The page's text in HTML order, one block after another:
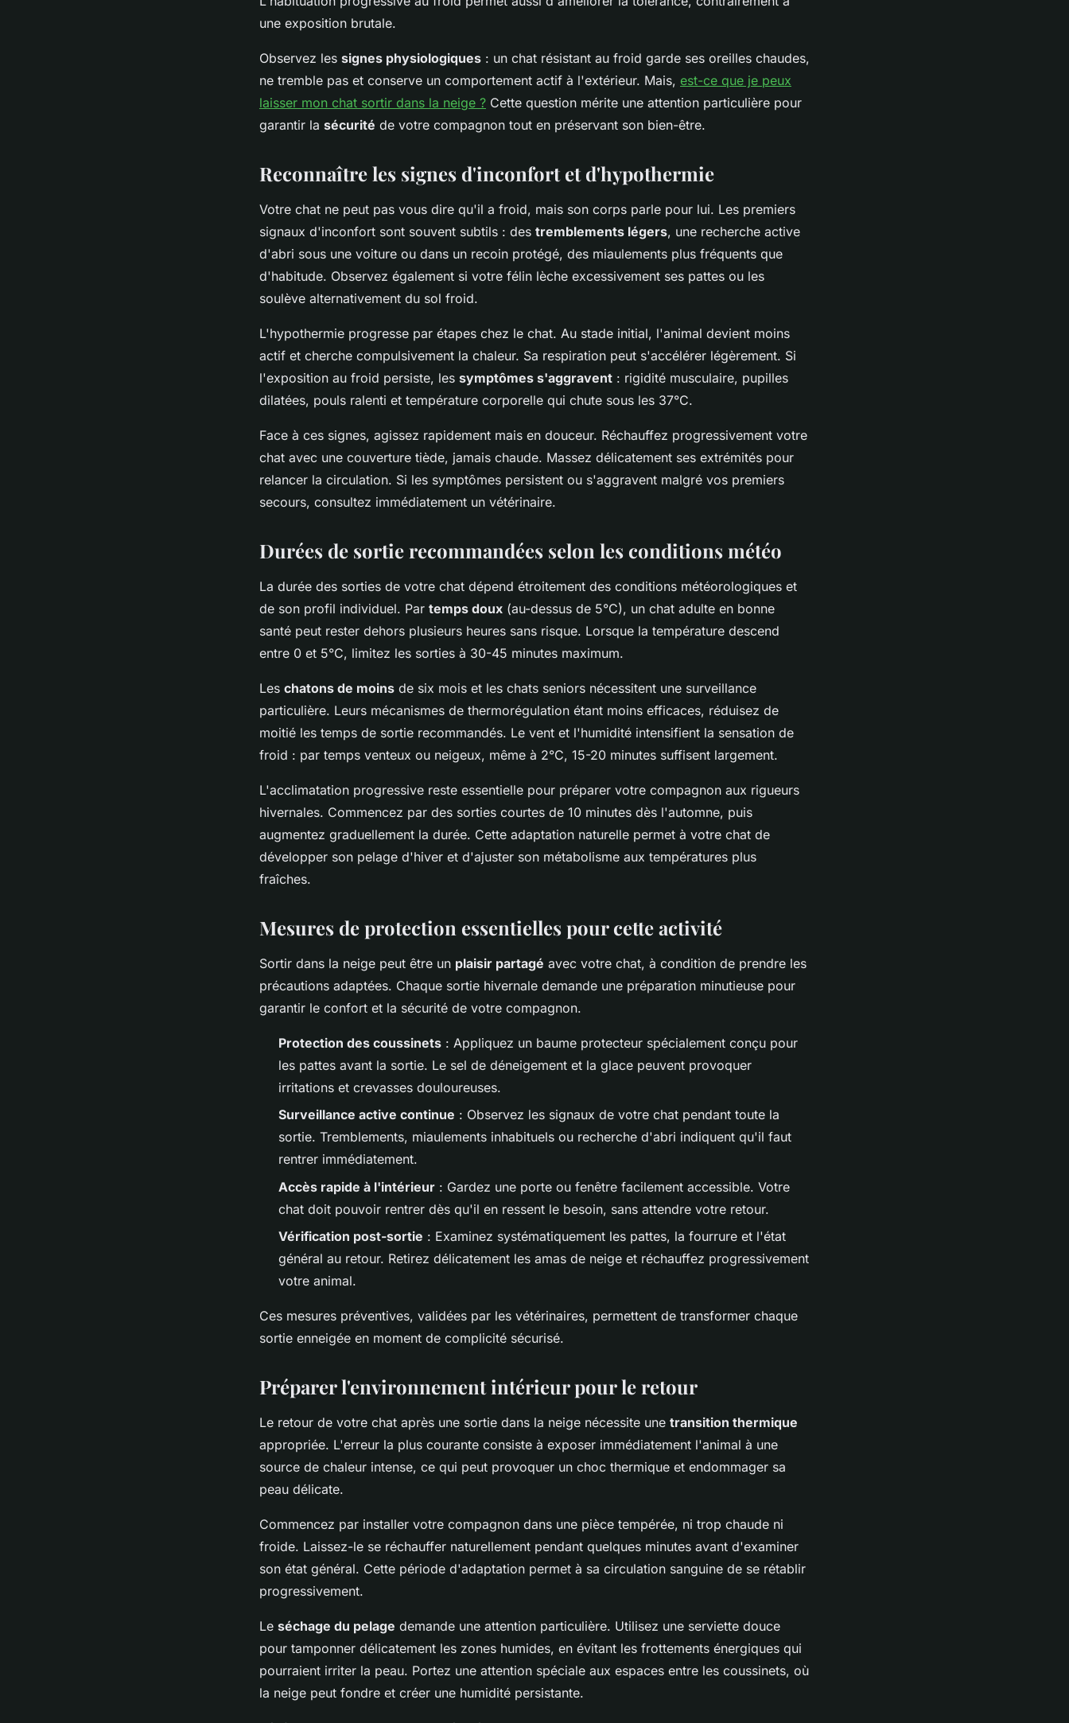
une exposition brutale.
Observez les signes physiologiques : un chat résistant au froid garde ses oreilles chaudes,
ne tremble pas et conserve un comportement actif à l'extérieur. Mais, est-ce que je peux
laisser mon chat sortir dans la neige ? Cette question mérite une attention particulière pour
garantir la sécurité de votre compagnon tout en préservant son bien-être.
Reconnaître les signes d'inconfort et d'hypothermie
Votre chat ne peut pas vous dire qu'il a froid, mais son corps parle pour lui. Les premiers
signaux d'inconfort sont souvent subtils : des tremblements légers, une recherche active
d'abri sous une voiture ou dans un recoin protégé, des miaulements plus fréquents que
d'habitude. Observez également si votre félin lèche excessivement ses pattes ou les
soulève alternativement du sol froid.
L'hypothermie progresse par étapes chez le chat. Au stade initial, l'animal devient moins
actif et cherche compulsivement la chaleur. Sa respiration peut s'accélérer légèrement. Si
l'exposition au froid persiste, les symptômes s'aggravent : rigidité musculaire, pupilles
dilatées, pouls ralenti et température corporelle qui chute sous les 37°C.
Face à ces signes, agissez rapidement mais en douceur. Réchauffez progressivement votre
chat avec une couverture tiède, jamais chaude. Massez délicatement ses extrémités pour
relancer la circulation. Si les symptômes persistent ou s'aggravent malgré vos premiers
secours, consultez immédiatement un vétérinaire.
Durées de sortie recommandées selon les conditions météo
La durée des sorties de votre chat dépend étroitement des conditions météorologiques et
de son profil individuel. Par temps doux (au-dessus de 5°C), un chat adulte en bonne
santé peut rester dehors plusieurs heures sans risque. Lorsque la température descend
entre 0 et 5°C, limitez les sorties à 30-45 minutes maximum.
Les chatons de moins de six mois et les chats seniors nécessitent une surveillance
particulière. Leurs mécanismes de thermorégulation étant moins efficaces, réduisez de
moitié les temps de sortie recommandés. Le vent et l'humidité intensifient la sensation de
froid : par temps venteux ou neigeux, même à 2°C, 15-20 minutes suffisent largement.
L'acclimatation progressive reste essentielle pour préparer votre compagnon aux rigueurs
hivernales. Commencez par des sorties courtes de 10 minutes dès l'automne, puis
augmentez graduellement la durée. Cette adaptation naturelle permet à votre chat de
développer son pelage d'hiver et d'ajuster son métabolisme aux températures plus
fraîches.
Mesures de protection essentielles pour cette activité
Sortir dans la neige peut être un plaisir partagé avec votre chat, à condition de prendre les
précautions adaptées. Chaque sortie hivernale demande une préparation minutieuse pour
garantir le confort et la sécurité de votre compagnon.
Protection des coussinets : Appliquez un baume protecteur spécialement conçu pour
les pattes avant la sortie. Le sel de déneigement et la glace peuvent provoquer
irritations et crevasses douloureuses.
Surveillance active continue : Observez les signaux de votre chat pendant toute la
sortie. Tremblements, miaulements inhabituels ou recherche d'abri indiquent qu'il faut
rentrer immédiatement.
Accès rapide à l'intérieur : Gardez une porte ou fenêtre facilement accessible. Votre
chat doit pouvoir rentrer dès qu'il en ressent le besoin, sans attendre votre retour.
Vérification post-sortie : Examinez systématiquement les pattes, la fourrure et l'état
général au retour. Retirez délicatement les amas de neige et réchauffez progressivement
votre animal.
Ces mesures préventives, validées par les vétérinaires, permettent de transformer chaque
sortie enneigée en moment de complicité sécurisé.
Préparer l'environnement intérieur pour le retour
Le retour de votre chat après une sortie dans la neige nécessite une transition thermique
appropriée. L'erreur la plus courante consiste à exposer immédiatement l'animal à une
source de chaleur intense, ce qui peut provoquer un choc thermique et endommager sa
peau délicate.
Commencez par installer votre compagnon dans une pièce tempérée, ni trop chaude ni
froide. Laissez-le se réchauffer naturellement pendant quelques minutes avant d'examiner
son état général. Cette période d'adaptation permet à sa circulation sanguine de se rétablir
progressivement.
Le séchage du pelage demande une attention particulière. Utilisez une serviette douce
pour tamponner délicatement les zones humides, en évitant les frottements énergiques qui
pourraient irriter la peau. Portez une attention spéciale aux espaces entre les coussinets, où
la neige peut fondre et créer une humidité persistante.